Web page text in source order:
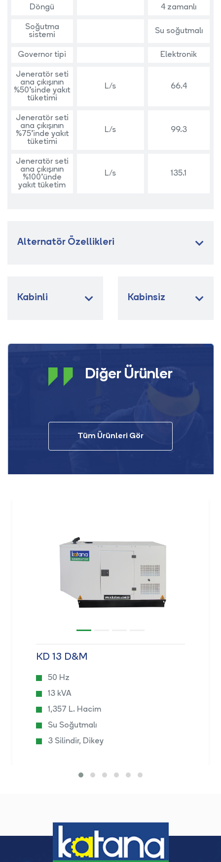
Döngü 4 zamanlı
Soğutma
sistemi
Su soğutmalı
Governor tipi Elektronik
Jeneratör seti
ana çıkışının
%50’sinde yakıt
tüketimi
L/s 66.4
Jeneratör seti
ana çıkışının
%75’inde yakıt
tüketimi
L/s 99.3
Jeneratör seti
ana çıkışının
%100’ünde
yakıt tüketim
L/s 135.1
Alternatör Özellikleri
Kabinli Kabinsiz
Diğer Ürünler
Tüm Ürünleri Gör
KD 13 D&M
50 Hz
13 kVA
1,357 L. Hacim
Su Soğutmalı
3 Silindir, Dikey